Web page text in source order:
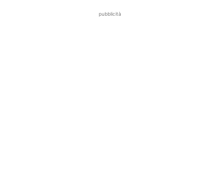
pubblicità